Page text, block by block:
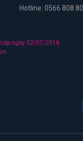
Hotline: 0566 808
cấp ngày 02/07/2018